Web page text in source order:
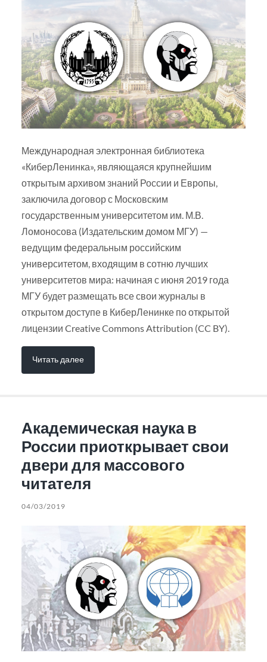
Международная электронная библиотека
«КиберЛенинка», являющаяся крупнейшим
открытым архивом знаний России и Европы,
заключила договор с Московским
государственным университетом им. М.В.
Ломоносова (Издательским домом МГУ) —
ведущим федеральным российским
университетом, входящим в сотню лучших
университетов мира: начиная с июня 2019 года
МГУ будет размещать все свои журналы в
открытом доступе в КиберЛенинке по открытой
лицензии Creative Commons Attribution (CC BY).
Читать далее
Академическая наука в
России приоткрывает свои
двери для массового
читателя
04/03/2019